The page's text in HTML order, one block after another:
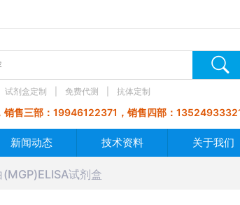
试剂盒定制 免费代测 抗体定制
售三部：19946122371，销售四部：
新闻动态 技术资料 关于我们
试剂盒